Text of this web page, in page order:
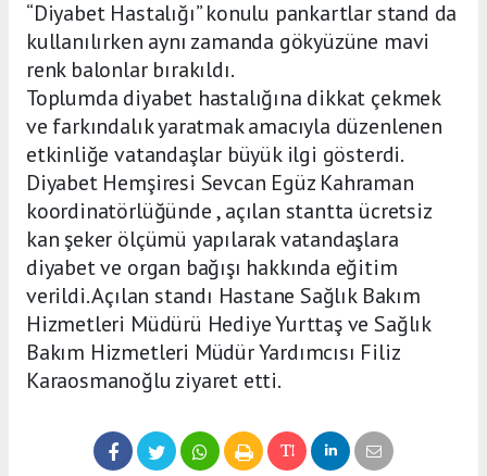
“Diyabet Hastalığı” konulu pankartlar stand da
kullanılırken aynı zamanda gökyüzüne mavi
renk balonlar bırakıldı.
Toplumda diyabet hastalığına dikkat çekmek
ve farkındalık yaratmak amacıyla düzenlenen
etkinliğe vatandaşlar büyük ilgi gösterdi.
Diyabet Hemşiresi Sevcan Egüz Kahraman
koordinatörlüğünde , açılan stantta ücretsiz
kan şeker ölçümü yapılarak vatandaşlara
diyabet ve organ bağışı hakkında eğitim
verildi. Açılan standı Hastane Sağlık Bakım
Hizmetleri Müdürü Hediye Yurttaş ve Sağlık
Bakım Hizmetleri Müdür Yardımcısı Filiz
Karaosmanoğlu ziyaret etti.